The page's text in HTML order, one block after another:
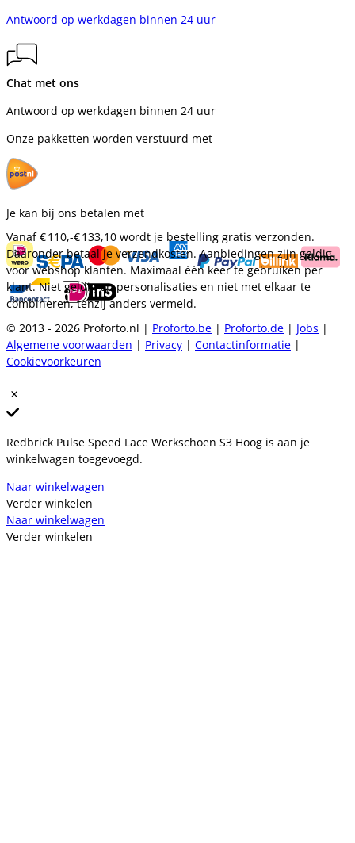
Antwoord op werkdagen binnen 24 uur
Chat met ons
Antwoord op werkdagen binnen 24 uur
Onze pakketten worden verstuurd met
Je kan bij ons betalen met
Vanaf€ 110,-€ 133,10 wordt je bestelling gratis verzonden.
Daaronder betaal je verzendkosten. Aanbiedingen zijn geldig
voor webshop klanten. Maximaal één keer te gebruiken per
klant. Niet geldig op personalisaties en niet met elkaar te
combineren, tenzij anders vermeld.
© 2013 - 2026 Proforto.nl | Proforto.be | Proforto.de | Jobs |
Algemene voorwaarden | Privacy | Contactinformatie |
Cookievoorkeuren
Redbrick Pulse Speed Lace Werkschoen S3 Hoog is aan je
winkelwagen toegevoegd.
Naar winkelwagen
Verder winkelen
Naar winkelwagen
Verder winkelen